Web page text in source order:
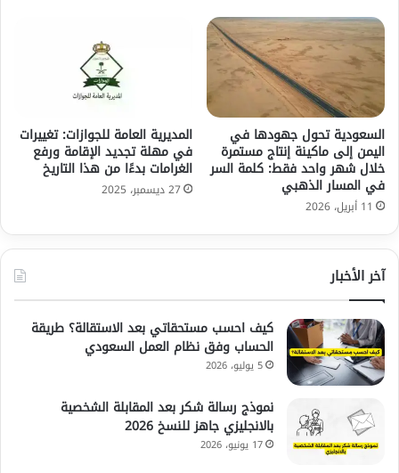
السعودية تحول جهودها في
اليمن إلى ماكينة إنتاج مستمرة
خلال شهر واحد فقط: كلمة السر
في المسار الذهبي
11 أبريل، 2026
المديرية العامة للجوازات: تغييرات
في مهلة تجديد الإقامة ورفع
الغرامات بدءًا من هذا التاريخ
27 ديسمبر، 2025
آخر الأخبار
كيف احسب مستحقاتي بعد الاستقالة؟ طريقة
الحساب وفق نظام العمل السعودي
5 يوليو، 2026
نموذج رسالة شكر بعد المقابلة الشخصية
بالانجليزي جاهز للنسخ 2026
17 يونيو، 2026